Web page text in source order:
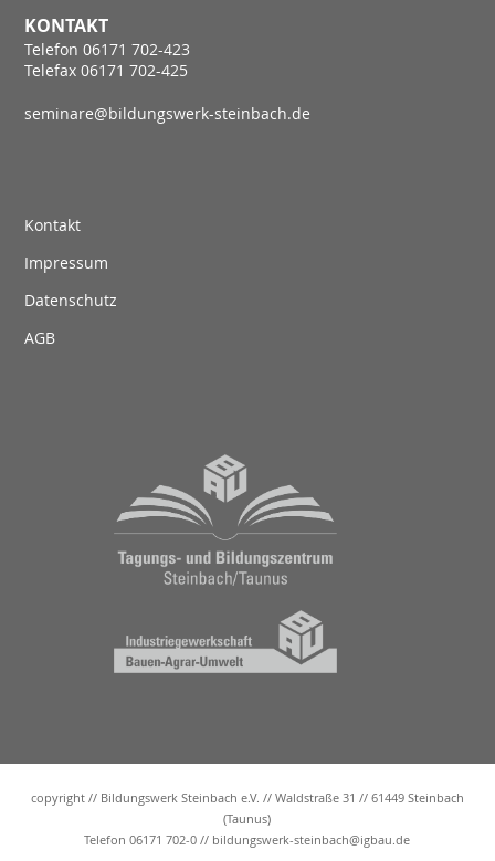
KONTAKT
Telefon 06171 702-423
Telefax 06171 702-425
seminare@bildungswerk-steinbach.de
Kontakt
Impressum
Datenschutz
AGB
copyright // Bildungswerk Steinbach e.V. // Waldstraße 31 // 61449 Steinbach
(Taunus)
Telefon 06171 702-0 // bildungswerk-steinbach@igbau.de